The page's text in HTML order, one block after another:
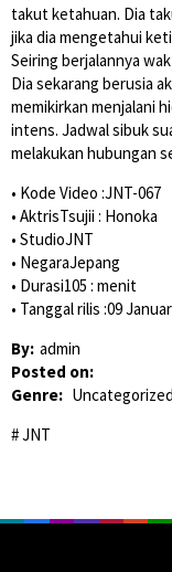
takut ketahuan. Dia
jika dia mengetahui
Seiring berjalannya
Dia sekarang berusia
memikirkan menjalani
intens. Jadwal sibuk
melakukan hubungan
• Kode Video :JNT-067
• AktrisTsujii : Honoka
• StudioJNT
• NegaraJepang
• Durasi105 : menit
• Tanggal rilis :09
By: admin
Posted on:
Genre: Uncategorized
JNT